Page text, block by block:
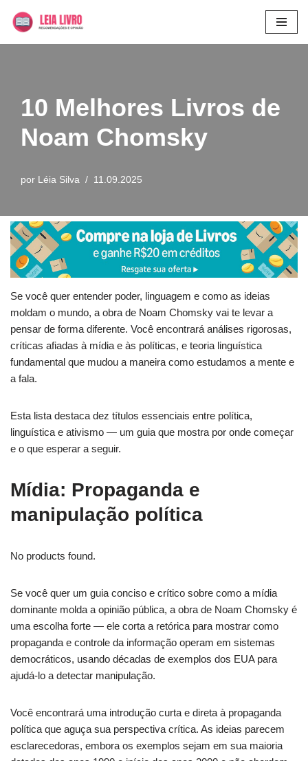
10 Melhores Livros de
Noam Chomsky
por Léia Silva 11.09.2025
Se você quer entender poder, linguagem e como as ideias
moldam o mundo, a obra de Noam Chomsky vai te levar a
pensar de forma diferente. Você encontrará análises rigorosas,
críticas afiadas à mídia e às políticas, e teoria linguística
fundamental que mudou a maneira como estudamos a mente e
a fala.
Esta lista destaca dez títulos essenciais entre política,
linguística e ativismo — um guia que mostra por onde começar
e o que esperar a seguir.
Mídia: Propaganda e
manipulação política
No products found.
Se você quer um guia conciso e crítico sobre como a mídia
dominante molda a opinião pública, a obra de Noam Chomsky é
uma escolha forte — ele corta a retórica para mostrar como
propaganda e controle da informação operam em sistemas
democráticos, usando décadas de exemplos dos EUA para
ajudá-lo a detectar manipulação.
Você encontrará uma introdução curta e direta à propaganda
política que aguça sua perspectiva crítica. As ideias parecem
esclarecedoras, embora os exemplos sejam em sua maioria